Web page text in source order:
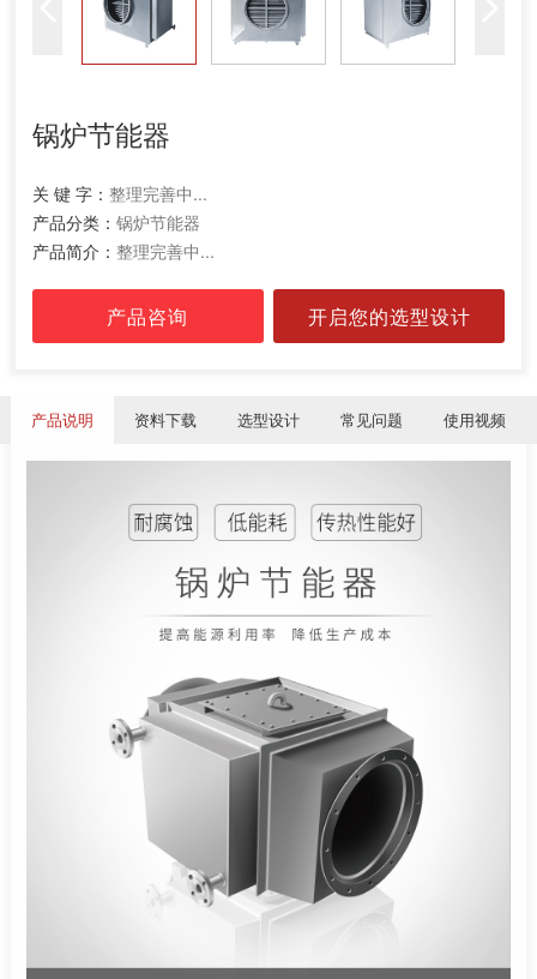
锅炉节能器
关 键 字： 整理完善中...
产品分类： 锅炉节能器
产品简介： 整理完善中...
产品咨询 开启您的选型设计
产品说明 资料下载 选型设计 常见问题 使用视频